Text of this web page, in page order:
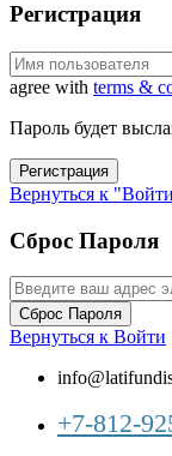
Регистрация
agree with terms &
Пароль будет
Регистрация
Вернуться к
Сброс Пароля
Сброс Пароля
Вернуться к Войти
+7-812-